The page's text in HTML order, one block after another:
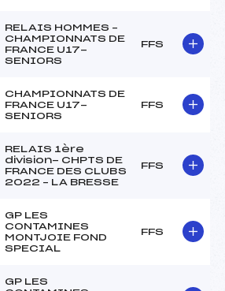
RELAIS HOMMES –
CHAMPIONNATS DE
FRANCE U17-
SENIORS
FFS
CHAMPIONNATS DE
FRANCE U17-
SENIORS
FFS
RELAIS 1ère
division- CHPTS DE
FRANCE DES CLUBS
2022 – LA BRESSE
FFS
GP LES
CONTAMINES
MONTJOIE FOND
SPECIAL
FFS
GP LES